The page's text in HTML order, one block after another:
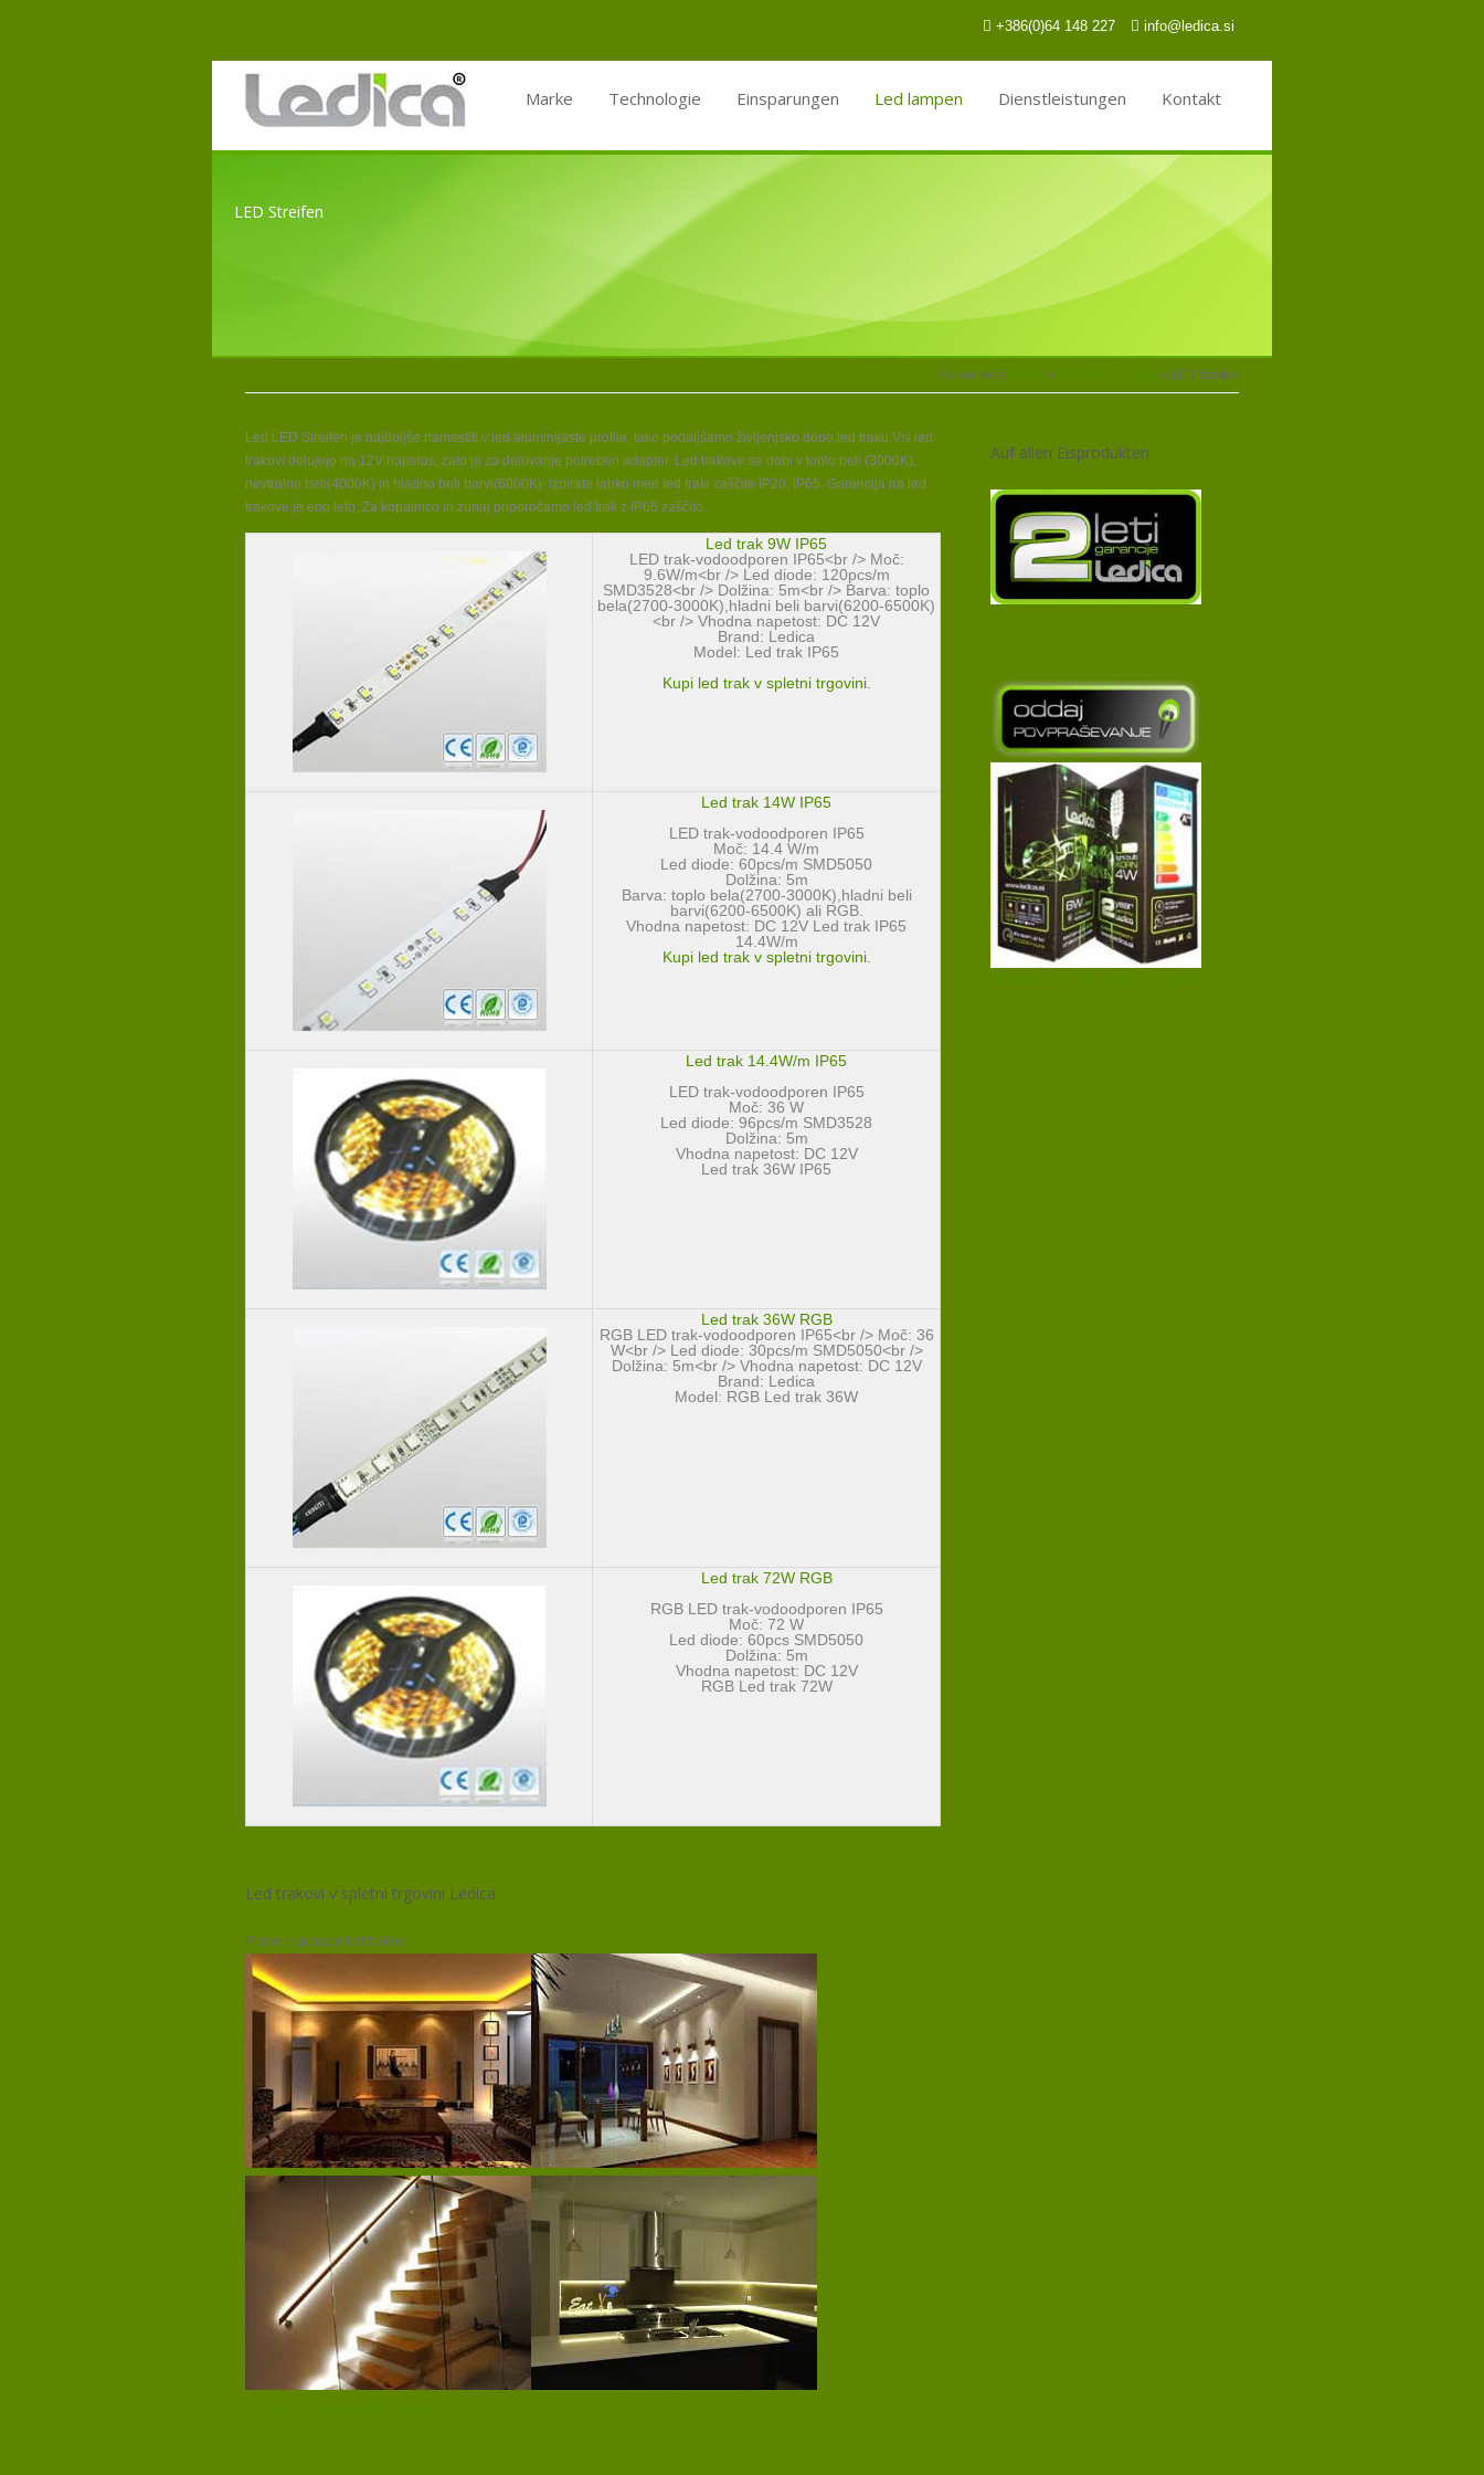
+386(0)64 148 227 info@ledica.si
Marke Technologie Einsparungen Led lampen Dienstleistungen Kontakt
LED Streifen
You are here: » » LED Streifen
Led LED Streifen je najboljše namestiti v led aluminijaste profile, tako podaljšamo življenjsko dobo led traku.Vsi led
trakovi delujejo na 12V napetos, zato je za delovanje potreben adapter. Led trakove se dobi v toplo beli (3000K),
nevtralno beli(4000K) in hladno beli barvi(6000K). Izbirate lahko med led traki zaščite IP20, IP65. Garancija na led
trakove je eno leto. Za kopalnico in zunaj priporočamo led trak z IP65 zaščito.
Led trak 9W IP65
LED trak-vodoodporen IP65<br /> Moč:
9.6W/m<br /> Led diode: 120pcs/m
SMD3528<br /> Dolžina: 5m<br /> Barva: toplo
bela(2700-3000K),hladni beli barvi(6200-6500K)
<br /> Vhodna napetost: DC 12V
Brand: Ledica
Model: Led trak IP65
Kupi led trak v spletni trgovini.
Led trak 14W IP65
LED trak-vodoodporen IP65
Moč: 14.4 W/m
Led diode: 60pcs/m SMD5050
Dolžina: 5m
Barva: toplo bela(2700-3000K),hladni beli
barvi(6200-6500K) ali RGB.
Vhodna napetost: DC 12V Led trak IP65
14.4W/m
Kupi led trak v spletni trgovini.
Led trak 14.4W/m IP65
LED trak-vodoodporen IP65
Moč: 36 W
Led diode: 96pcs/m SMD3528
Dolžina: 5m
Vhodna napetost: DC 12V
Led trak 36W IP65
Led trak 36W RGB
RGB LED trak-vodoodporen IP65<br /> Moč: 36
W<br /> Led diode: 30pcs/m SMD5050<br />
Dolžina: 5m<br /> Vhodna napetost: DC 12V
Brand: Ledica
Model: RGB Led trak 36W
Led trak 72W RGB
RGB LED trak-vodoodporen IP65
Moč: 72 W
Led diode: 60pcs SMD5050
Dolžina: 5m
Vhodna napetost: DC 12V
RGB Led trak 72W
Led trakovi v spletni trgovini Ledica
Primeri uporabe led trakov:
Auf allen Eisprodukten